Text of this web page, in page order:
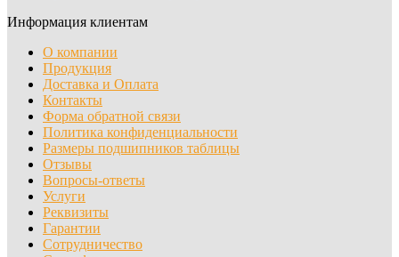
Информация клиентам
О компании
Продукция
Доставка и Оплата
Контакты
Форма обратной связи
Политика конфиденциальности
Размеры подшипников таблицы
Отзывы
Вопросы-ответы
Услуги
Реквизиты
Гарантии
Сотрудничество